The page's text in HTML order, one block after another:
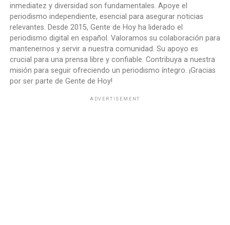
inmediatez y diversidad son fundamentales. Apoye el
periodismo independiente, esencial para asegurar noticias
relevantes. Desde 2015, Gente de Hoy ha liderado el
periodismo digital en español. Valoramos su colaboración para
mantenernos y servir a nuestra comunidad. Su apoyo es
crucial para una prensa libre y confiable. Contribuya a nuestra
misión para seguir ofreciendo un periodismo íntegro. ¡Gracias
por ser parte de Gente de Hoy!
ADVERTISEMENT